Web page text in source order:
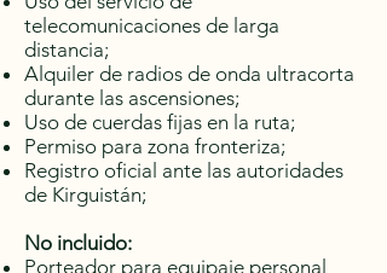
telecomunicaciones de larga
distancia;
Alquiler de radios de onda ultracorta
durante las ascensiones;
Uso de cuerdas fijas en la ruta;
Permiso para zona fronteriza;
Registro oficial ante las autoridades
de Kirguistán;
No incluido:
Porteador para equipaje personal